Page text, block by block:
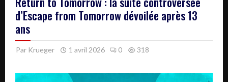
d’Escape from Tomorrow dévoilée après 13
ans
Par Krueger 1 avril 2026 0 318